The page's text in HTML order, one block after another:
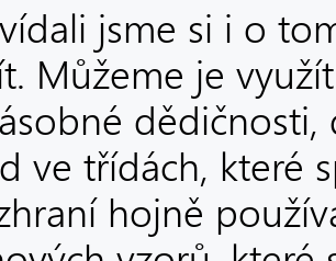
jsme si i o
Můžeme je
ve třídách, které
hojně